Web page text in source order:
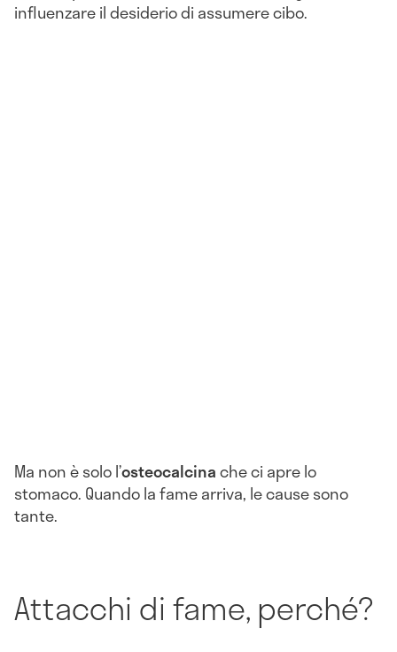
influenzare il desiderio di assumere cibo.
Ma non è solo l’osteocalcinache ci apre lo
stomaco. Quando la fame arriva, le cause sono
tante.
Attacchi di fame, perché?